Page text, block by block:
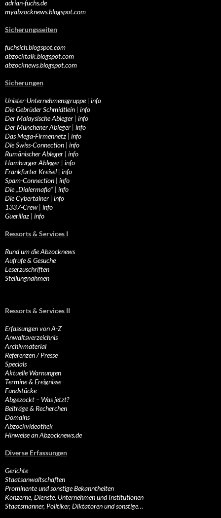
adrian-fuchs.de
myabzocknews.blogspot.com
Sicherungsseiten
fuchsich.blogspot.com
abzocktalk.blogspot.com
abzocknews.blogspot.com
Sicherungen
Unister-Unternehmensgruppe| info
Die Gebrüder Schmidtlein | info
Der Malaysische Ableger | info
Der Münchener Ableger | info
Das Mega-Firmennetz | info
Die Swiss-Connection | info
Rumänischer Ableger | info
Hamburger Ableger | info
Frankfurter Kreisel | info
Spam-Connection | info
Die „Dialermafia“ | info
Die Cybertainer | info
1337-Crew | info
Guerillaz | info
Ressorts & Services I
Rund um die Abzocknews
Aufrufe & Gesuche
Leserzuschriften
Stellungnahmen
Ressorts & Services II
Erfassungen von A-Z
Anwaltsverzeichnis
Archivmaterial
Referenzen / Presse
Specials
Aktuelle Warnungen
Termine & Ereignisse
Fundstücke
Abgezockt – Was jetzt?
Beiträge & Recherchen
Domains
Abzockvideothek
Hinweise an Abzocknews.de
Diverse Erfassungen
Gerichte
Staatsanwaltschaften
Prominente und sonstige Bekanntheiten
Konzerne, Dienste, Unternehmen und Institutionen
Staatsmänner, Politiker, Diktatoren und sonstige…